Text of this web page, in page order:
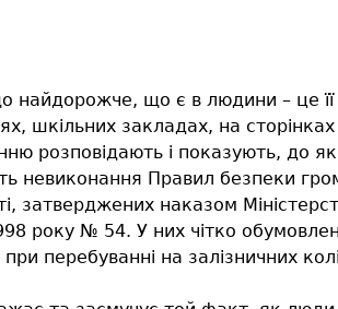
найдорожче, що є в людини – це
шкільних закладах, на
розповідають і показують, до
невиконання Правил безпеки
затверджених наказом
року № 54. У них чітко
перебуванні на залізничних